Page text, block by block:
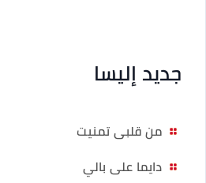
جديد إليسا
من قلبى تمنيت
دايما على بالي